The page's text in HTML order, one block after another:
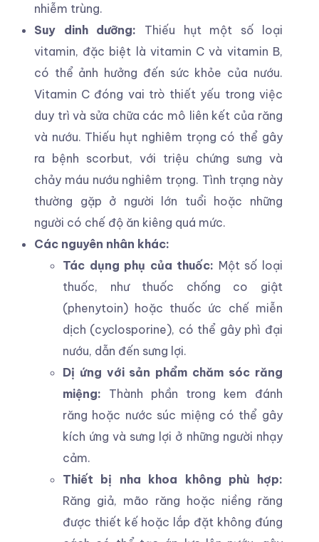
nhiễm trùng.
Suy dinh dưỡng: Thiếu hụt một số loại
vitamin, đặc biệt là vitamin C và vitamin B,
có thể ảnh hưởng đến sức khỏe của nướu.
Vitamin C đóng vai trò thiết yếu trong việc
duy trì và sửa chữa các mô liên kết của răng
và nướu. Thiếu hụt nghiêm trọng có thể gây
ra bệnh scorbut, với triệu chứng sưng và
chảy máu nướu nghiêm trọng. Tình trạng này
thường gặp ở người lớn tuổi hoặc những
người có chế độ ăn kiêng quá mức.
Các nguyên nhân khác:
Tác dụng phụ của thuốc: Một số loại
thuốc, như thuốc chống co giật
(phenytoin) hoặc thuốc ức chế miễn
dịch (cyclosporine), có thể gây phì đại
nướu, dẫn đến sưng lợi.
Dị ứng với sản phẩm chăm sóc răng
miệng: Thành phần trong kem đánh
răng hoặc nước súc miệng có thể gây
kích ứng và sưng lợi ở những người nhạy
cảm.
Thiết bị nha khoa không phù hợp:
Răng giả, mão răng hoặc niềng răng
được thiết kế hoặc lắp đặt không đúng